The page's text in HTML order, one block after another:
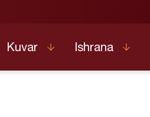
Kuvar Ishrana